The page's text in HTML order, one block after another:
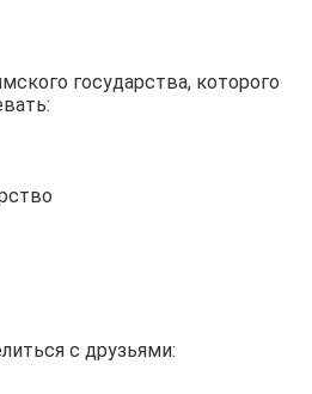
государства, которого
с друзьями: